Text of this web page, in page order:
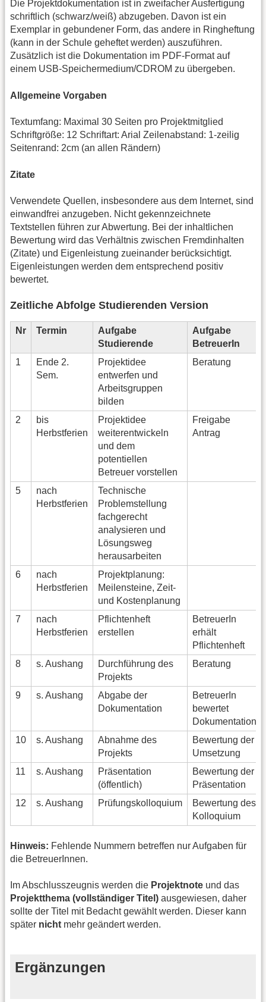
Die Projektdokumentation ist in zweifacher Ausfertigung
schriftlich (schwarz/weiß) abzugeben. Davon ist ein
Exemplar in gebundener Form, das andere in Ringheftung
(kann in der Schule geheftet werden) auszuführen.
Zusätzlich ist die Dokumentation im PDF-Format auf
einem USB-Speichermedium/CDROM zu übergeben.
Allgemeine Vorgaben
Textumfang: Maximal 30 Seiten pro Projektmitglied
Schriftgröße: 12 Schriftart: Arial Zeilenabstand: 1-zeilig
Seitenrand: 2cm (an allen Rändern)
Zitate
Verwendete Quellen, insbesondere aus dem Internet, sind
einwandfrei anzugeben. Nicht gekennzeichnete
Textstellen führen zur Abwertung. Bei der inhaltlichen
Bewertung wird das Verhältnis zwischen Fremdinhalten
(Zitate) und Eigenleistung zueinander berücksichtigt.
Eigenleistungen werden dem entsprechend positiv
bewertet.
Zeitliche Abfolge Studierenden Version
Nr Termin
Aufgabe
Studierende
Aufgabe
BetreuerIn
1
Ende 2.
Sem.
Projektidee
entwerfen und
Arbeitsgruppen
bilden
Beratung
2
bis
Herbstferien
Projektidee
weiterentwickeln
und dem
potentiellen
Betreuer vorstellen
Freigabe
Antrag
5
nach
Herbstferien
Technische
Problemstellung
fachgerecht
analysieren und
Lösungsweg
herausarbeiten
6
nach
Herbstferien
Projektplanung:
Meilensteine, Zeit-
und Kostenplanung
7
nach
Herbstferien
Pflichtenheft
erstellen
BetreuerIn
erhält
Pflichtenheft
8
s. Aushang
Durchführung des
Projekts
Beratung
9 s. Aushang
Abgabe der
Dokumentation
BetreuerIn
bewertet
Dokumentation
10
s. Aushang
Abnahme des
Projekts
Bewertung der
Umsetzung
11
s. Aushang
Präsentation
(öffentlich)
Bewertung der
Präsentation
12
s. Aushang Prüfungskolloquium
Bewertung des
Kolloquium
Hinweis: Fehlende Nummern betreffen nur Aufgaben für
die BetreuerInnen.
Im Abschlusszeugnis werden die Projektnote und das
Projektthema (vollständiger Titel) ausgewiesen, daher
sollte der Titel mit Bedacht gewählt werden. Dieser kann
später nicht mehr geändert werden.
Ergänzungen